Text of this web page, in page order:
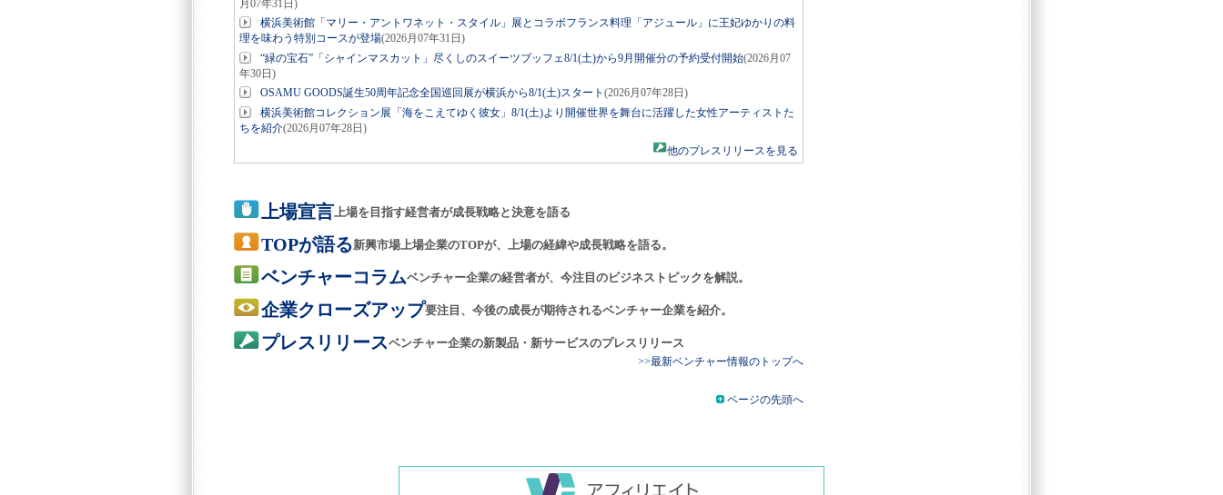
月07年31日)
横浜美術館「マリー・アントワネット・スタイル」展とコラボフランス料理「アジュール」に王妃ゆかりの料
理を味わう特別コースが登場(2026月07年31日)
“緑の宝石”「シャインマスカット」尽くしのスイーツブッフェ8/1(土)から9月開催分の予約受付開始(2026月07
年30日)
OSAMU GOODS誕生50周年記念全国巡回展が横浜から8/1(土)スタート (2026月07年28日)
横浜美術館コレクション展「海をこえてゆく彼女」8/1(土)より開催世界を舞台に活躍した女性アーティストた
ちを紹介(2026月07年28日)
他のプレスリリースを見る
上場宣言上場を目指す経営者が成長戦略と決意を語る
TOPが語る新興市場上場企業のTOPが、上場の経緯や成長戦略を語る。
ベンチャーコラムベンチャー企業の経営者が、今注目のビジネストピックを解説。
企業クローズアップ要注目、今後の成長が期待されるベンチャー企業を紹介。
プレスリリースベンチャー企業の新製品・新サービスのプレスリリース
>>最新ベンチャー情報のトップへ
ページの先頭へ